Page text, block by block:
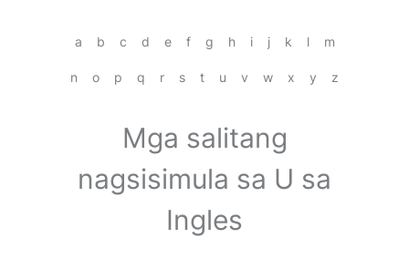
a b c d e f g h i j k l m
n o p q r s t u v w x y z
Mga salitang
nagsisimula sa U sa
Ingles